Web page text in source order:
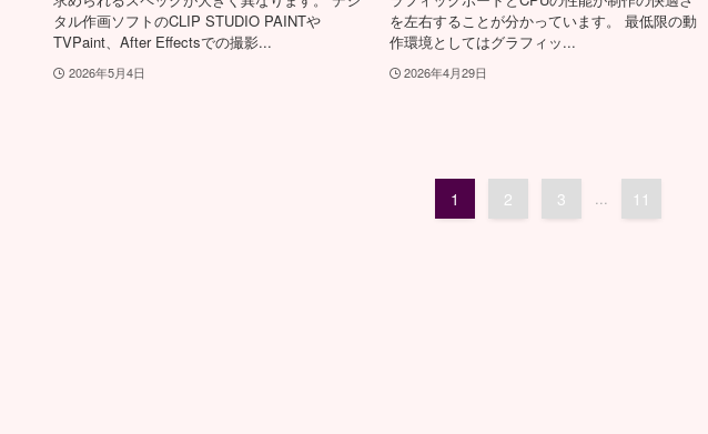
タル作画ソフトのCLIP STUDIO PAINTや
TVPaint、After Effectsでの撮影...
2026年5月4日
を左右することが分かっています。 最低限の動
作環境としてはグラフィッ...
2026年4月29日
1 2 3 ... 11